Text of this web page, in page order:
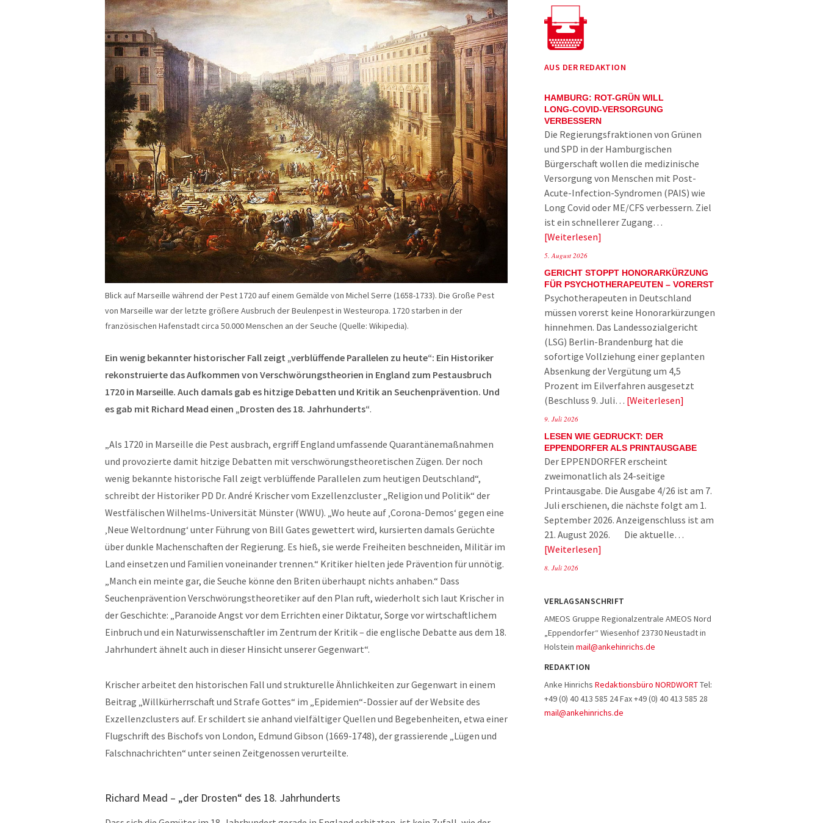
Blick auf Marseille während der Pest 1720 auf einem Gemälde von Michel Serre (1658-1733). Die Große Pest
von Marseille war der letzte größere Ausbruch der Beulenpest in Westeuropa. 1720 starben in der
französischen Hafenstadt circa 50.000 Menschen an der Seuche (Quelle: Wikipedia).
Ein wenig bekannter historischer Fall zeigt „verblüffende Parallelen zu heute“: Ein Historiker
rekonstruierte das Aufkommen von Verschwörungstheorien in England zum Pestausbruch
1720 in Marseille. Auch damals gab es hitzige Debatten und Kritik an Seuchenprävention. Und
es gab mit Richard Mead einen „Drosten des 18. Jahrhunderts“.
„Als 1720 in Marseille die Pest ausbrach, ergriff England umfassende Quarantänemaßnahmen
und provozierte damit hitzige Debatten mit verschwörungstheoretischen Zügen. Der noch
wenig bekannte historische Fall zeigt verblüffende Parallelen zum heutigen Deutschland“,
schreibt der Historiker PD Dr. André Krischer vom Exzellenzcluster „Religion und Politik“ der
Westfälischen Wilhelms-Universität Münster (WWU). „Wo heute auf ‚Corona-Demos‘ gegen eine
‚Neue Weltordnung‘ unter Führung von Bill Gates gewettert wird, kursierten damals Gerüchte
über dunkle Machenschaften der Regierung. Es hieß, sie werde Freiheiten beschneiden, Militär im
Land einsetzen und Familien voneinander trennen.“ Kritiker hielten jede Prävention für unnötig.
„Manch ein meinte gar, die Seuche könne den Briten überhaupt nichts anhaben.“ Dass
Seuchenprävention Verschwörungstheoretiker auf den Plan ruft, wiederholt sich laut Krischer in
der Geschichte: „Paranoide Angst vor dem Errichten einer Diktatur, Sorge vor wirtschaftlichem
Einbruch und ein Naturwissenschaftler im Zentrum der Kritik – die englische Debatte aus dem 18.
Jahrhundert ähnelt auch in dieser Hinsicht unserer Gegenwart“.
Krischer arbeitet den historischen Fall und strukturelle Ähnlichkeiten zur Gegenwart in einem
Beitrag „Willkürherrschaft und Strafe Gottes“ im „Epidemien“-Dossier auf der Website des
Exzellenzclusters auf. Er schildert sie anhand vielfältiger Quellen und Begebenheiten, etwa einer
Flugschrift des Bischofs von London, Edmund Gibson (1669-1748), der grassierende „Lügen und
Falschnachrichten“ unter seinen Zeitgenossen verurteilte.
Richard Mead – „der Drosten“ des 18. Jahrhunderts
AUS DER REDAKTION
HAMBURG: ROT-GRÜN WILL
LONG-COVID-VERSORGUNG
VERBESSERN
Die Regierungsfraktionen von Grünen
und SPD in der Hamburgischen
Bürgerschaft wollen die medizinische
Versorgung von Menschen mit Post-
Acute-Infection-Syndromen (PAIS) wie
Long Covid oder ME/CFS verbessern. Ziel
ist ein schnellerer Zugang…
Weiterlesen
5. August 2026
GERICHT STOPPT HONORARKÜRZUNG
FÜR PSYCHOTHERAPEUTEN – VORERST
Psychotherapeuten in Deutschland
müssen vorerst keine Honorarkürzungen
hinnehmen. Das Landessozialgericht
(LSG) Berlin-Brandenburg hat die
sofortige Vollziehung einer geplanten
Absenkung der Vergütung um 4,5
Prozent im Eilverfahren ausgesetzt
(Beschluss 9. Juli… Weiterlesen
9. Juli 2026
LESEN WIE GEDRUCKT: DER
EPPENDORFER ALS PRINTAUSGABE
Der EPPENDORFER erscheint
zweimonatlich als 24-seitige
Printausgabe. Die Ausgabe 4/26 ist am 7.
Juli erschienen, die nächste folgt am 1.
September 2026. Anzeigenschluss ist am
21. August 2026. Die aktuelle…
Weiterlesen
8. Juli 2026
VERLAGSANSCHRIFT
AMEOS Gruppe Regionalzentrale AMEOS Nord
„Eppendorfer“ Wiesenhof 23730 Neustadt in
Holstein mail@ankehinrichs.de
REDAKTION
Anke Hinrichs Redaktionsbüro NORDWORTTel:
+49 (0) 40 413 585 24 Fax +49 (0) 40 413 585 28
mail@ankehinrichs.de